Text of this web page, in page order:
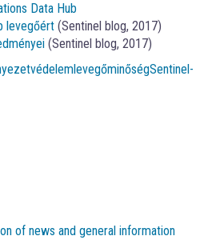
Data Hub
levegőért (Sentinel blog, 2017)
(Sentinel blog, 2017)
levegőminőségSentinel-
of news and general information